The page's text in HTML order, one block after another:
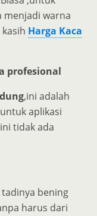
menjadi warna
Harga Kaca
profesional
,ini adalah
aplikasi
tidak ada
bening
harus dari